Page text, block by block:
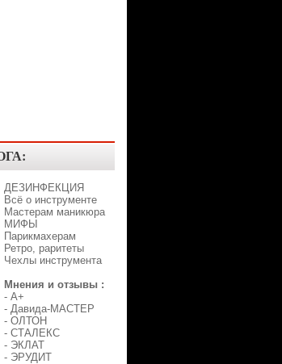
ДЕЗИНФЕКЦИЯ
Всё о инструменте
Мастерам маникюра
МИФЫ
Парикмахерам
Ретро, раритеты
Чехлы инструмента
Мнения и отзывы :
- A+
- Давида-МАСТЕР
- ОЛТОН
- СТАЛЕКС
- ЭКЛАТ
- ЭРУДИТ